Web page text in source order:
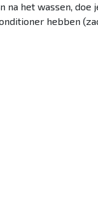
het wassen,
hebben